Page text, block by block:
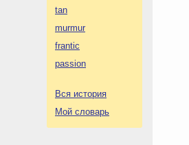
tan
murmur
frantic
passion
Вся история
Мой словарь